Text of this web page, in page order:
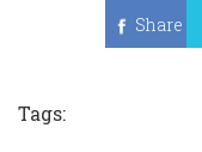
Share
Tags: